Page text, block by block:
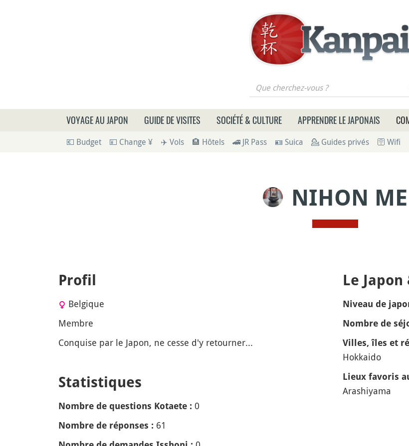
Que cherchez-vous ?
VOYAGE AU JAPON GUIDE DE VISITES SOCIÉTÉ & CULTURE APPRENDRE LE JAPONAIS
💶 Budget 💴 Change ¥ ✈️ Vols 🏨 Hôtels 🚄 JR Pass 🪪 Suica 💁 Guides privés 🛜 Wifi
NIHON ME
Profil
Belgique
Membre
Conquise par le Japon, ne cesse d'y retourner...
Statistiques
Nombre de questions Kotaete : 0
Nombre de réponses : 61
Le
Niveau de
Nombre de
Villes, îles et
Hokkaido
Lieux favoris
Arashiyama